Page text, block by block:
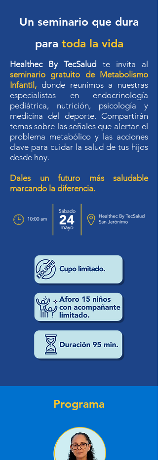
Un seminario que dura
para toda la vida
Healthec By TecSalud te invita al
seminario gratuito de Metabolismo
Infantil, donde reunimos a nuestras
especialistas en endocrinología
pediátrica, nutrición, psicología y
medicina del deporte. Compartirán
temas sobre las señales que alertan el
problema metabólico y las acciones
clave para cuidar la salud de tus hijos
desde hoy.
Dales un futuro más saludable
marcando la diferencia.
Programa